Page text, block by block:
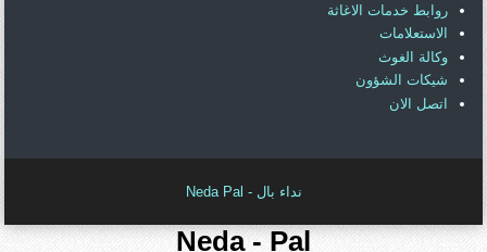
روابط خدمات الاغاثة
الاستعلامات
وكالة الغوث
شيكات الشؤون
اتصل الان
نداء بال - Neda Pal
Neda - Pal